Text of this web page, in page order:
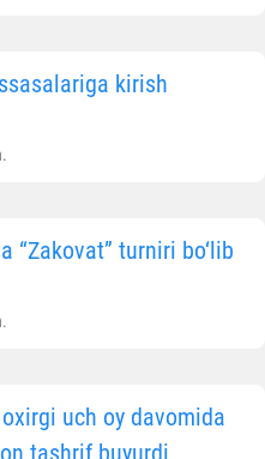
kirish
“Zakovat” turniri bo‘lib
uch oy davomida
tashrif buyurdi